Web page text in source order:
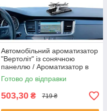
Автомобільний ароматизатор
"Вертоліт" із сонячною
панеллю / Ароматизатор в
машину з автовізиткою /
Пахучка в машину
Готово до відправки
503,30 ₴ 719 ₴